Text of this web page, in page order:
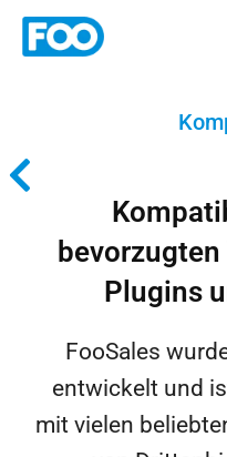
Zum
Inhalt
Plugins
FooSales
entwickelt und
mit vielen